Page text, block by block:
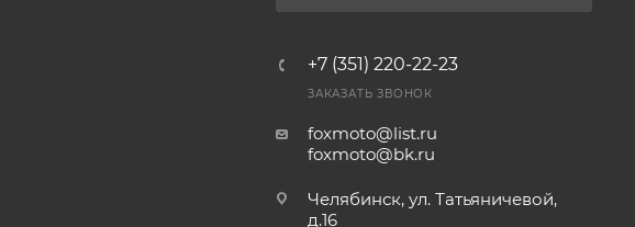
+7 (351) 220-22-23
ЗАКАЗАТЬ ЗВОНОК
foxmoto@list.ru
foxmoto@bk.ru
Челябинск, ул. Татьяничевой,
д.16